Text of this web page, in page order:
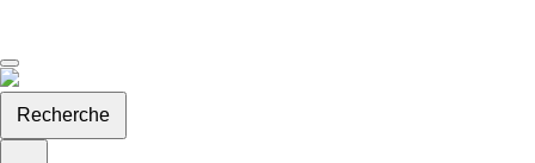
Recherche